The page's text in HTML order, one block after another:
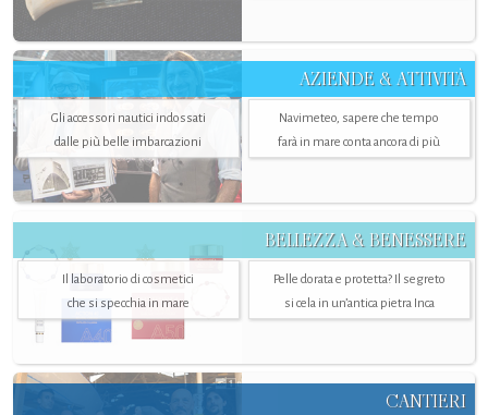
AZIENDE & ATTIVITÀ
Gli accessori nautici indossati
dalle più belle imbarcazioni
Navimeteo, sapere che tempo
farà in mare conta ancora di più
BELLEZZA & BENESSERE
Il laboratorio di cosmetici
che si specchia in mare
Pelle dorata e protetta? Il segreto
si cela in un’antica pietra Inca
CANTIERI